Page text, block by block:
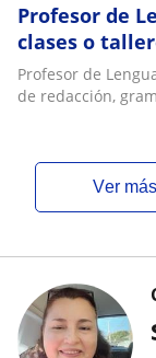
Profesor de
clases o
enseñanza
Profesor de
de redacción,
ver más